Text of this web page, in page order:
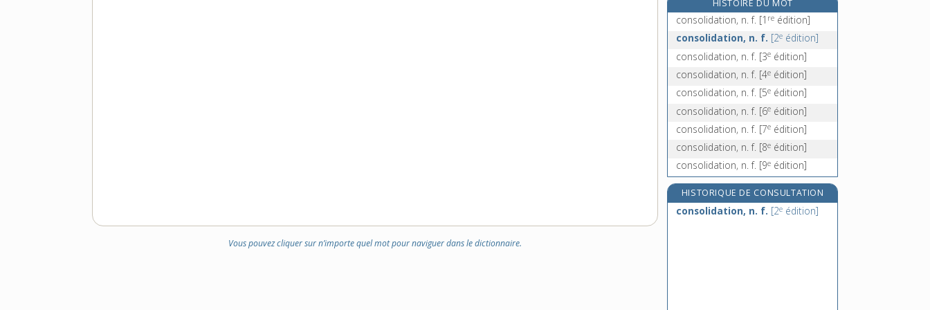
Vous pouvez cliquer sur n’importe quel mot pour naviguer dans le dictionnaire.
consommé, -ée [I], adj.
consommé [II], n. m.
consommer, v. tr.
HISTOIRE DU MOT
consolidation, n. f. [1 re édition]
consolidation, n. f. [2e édition]
consolidation, n. f. [3e édition]
consolidation, n. f. [4e édition]
consolidation, n. f. [5e édition]
consolidation, n. f. [6e édition]
consolidation, n. f. [7e édition]
consolidation, n. f. [8e édition]
consolidation, n. f. [9e édition]
HISTORIQUE DE CONSULTATION
consolidation, n. f. [2e édition]